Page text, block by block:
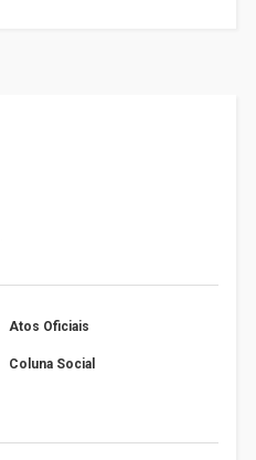
Atos Oficiais
Coluna Social